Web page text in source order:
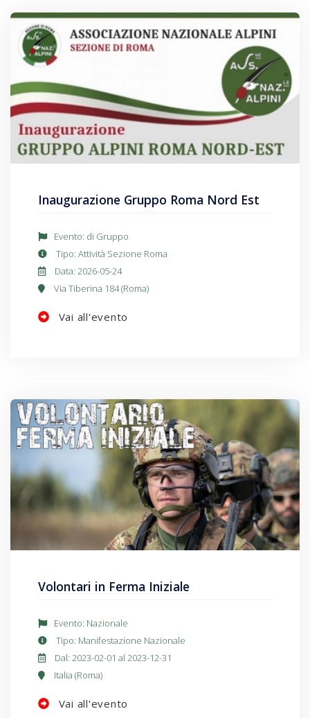
Inaugurazione Gruppo Roma Nord Est
Evento: di Gruppo
Tipo: Attività Sezione Roma
Data: 2026-05-24
Via Tiberina 184 (Roma)
Vai all'evento
Volontari in Ferma Iniziale
Evento: Nazionale
Tipo: Manifestazione Nazionale
Dal: 2023-02-01 al 2023-12-31
Italia (Roma)
Vai all'evento